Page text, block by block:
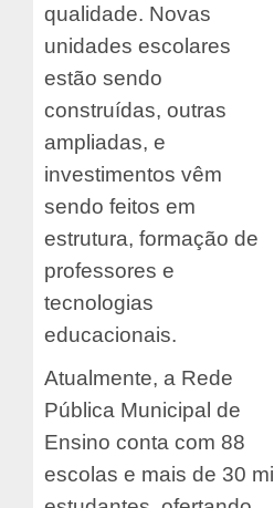
qualidade. Novas
unidades escolares
estão sendo
construídas, outras
ampliadas, e
investimentos vêm
sendo feitos em
estrutura, formação de
professores e
tecnologias
educacionais.
Atualmente, a Rede
Pública Municipal de
Ensino conta com 88
escolas e mais de 30 mil